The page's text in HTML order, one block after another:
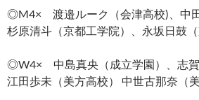
◎M4× 渡邉ルーク（会津高校)、中田
杉原清斗（京都工学院）、永坂日鼓
◎W4× 中島真央（成立学園）、志賀
江田歩未（美方高校） 中世古那奈（美